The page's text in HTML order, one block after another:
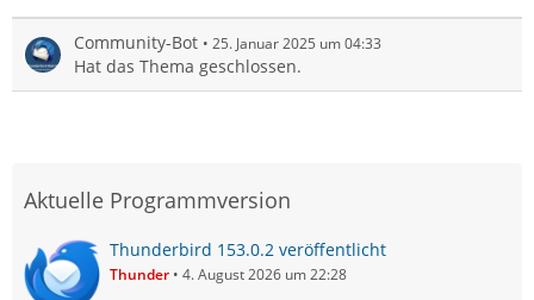
Community-Bot 25. Januar 2025 um 04:33
Hat das Thema geschlossen.
Aktuelle Programmversion
Thunderbird 153.0.2 veröffentlicht
Thunder 4. August 2026 um 22:28